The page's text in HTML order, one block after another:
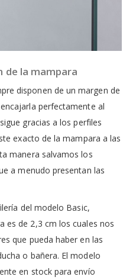
de la mampara
disponen de un margen de
perfectamente al
gracias a los perfiles
exacto de la mampara a las
manera salvamos los
a menudo presentan las
del modelo Basic,
es de 2,3 cm los cuales nos
que pueda haber en las
o bañera. El modelo
en stock para envío